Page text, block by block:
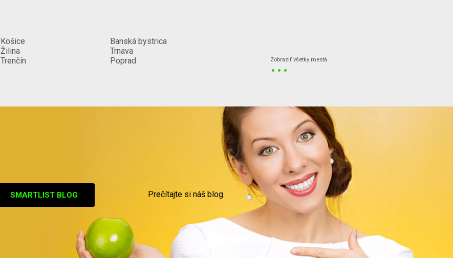
Košice
Žilina
Trenčín
Banská bystrica
Trnava
Poprad
Zobraziť všetky mestá
...
SMARTLIST BLOG Prečítajte si náš blog.